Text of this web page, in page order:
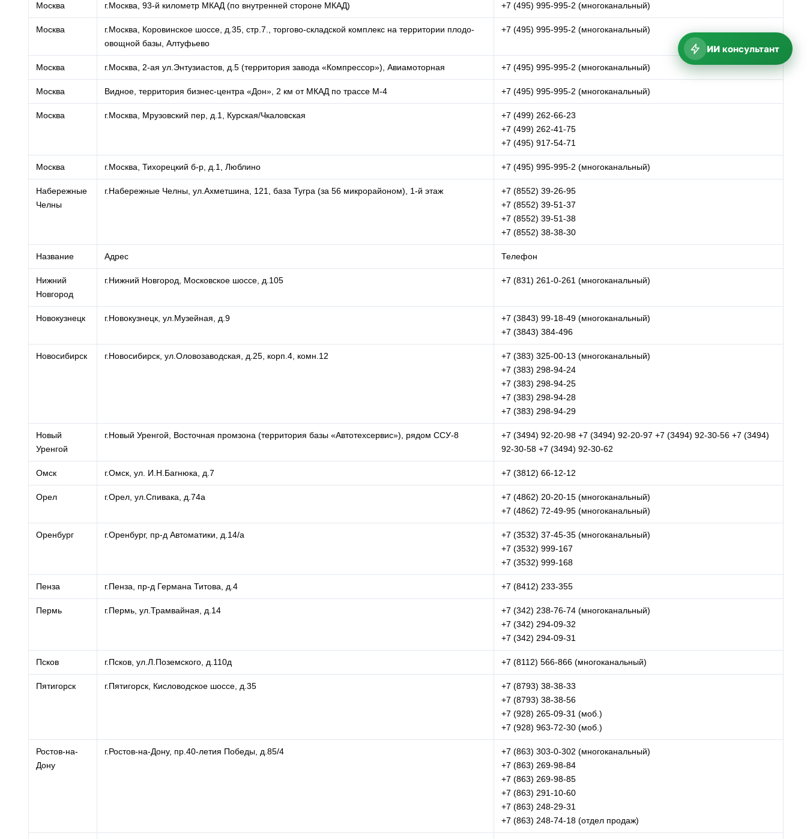
Москва г.Москва, 93-й километр МКАД (по внутренней стороне МКАД) +7 (495) 995-995-2 (многоканальный)
Москва
г.Москва, Коровинское шоссе, д.35, стр.7., торгово-складской комплекс на территории плодо-
овощной базы, Алтуфьево
+7 (495) 995-995-2 (многоканальный)
Москва г.Москва, 2-ая ул.Энтузиастов, д.5 (территория завода «Компрессор»), Авиамоторная +7 (495) 995-995-2 (многоканальный)
Москва Видное, территория бизнес-центра «Дон», 2 км от МКАД по трассе М-4 +7 (495) 995-995-2 (многоканальный)
Москва г.Москва, Мрузовский пер, д.1, Курская/Чкаловская
+7 (499) 262-66-23
+7 (499) 262-41-75
+7 (495) 917-54-71
Москва г.Москва, Тихорецкий б-р, д.1, Люблино +7 (495) 995-995-2 (многоканальный)
Набережные
Челны
г.Набережные Челны, ул.Ахметшина, 121, база Тугра (за 56 микрорайоном), 1-й этаж
+7 (8552) 39-26-95
+7 (8552) 39-51-37
+7 (8552) 39-51-38
+7 (8552) 38-38-30
Название Адрес Телефон
Нижний
Новгород
г.Нижний Новгород, Московское шоссе, д.105 +7 (831) 261-0-261 (многоканальный)
Новокузнецк г.Новокузнецк, ул.Музейная, д.9
+7 (3843) 99-18-49 (многоканальный)
+7 (3843) 384-496
Новосибирск г.Новосибирск, ул.Оловозаводская, д.25, корп.4, комн.12
+7 (383) 325-00-13 (многоканальный)
+7 (383) 298-94-24
+7 (383) 298-94-25
+7 (383) 298-94-28
+7 (383) 298-94-29
Новый
Уренгой
г.Новый Уренгой, Восточная промзона (территория базы «Автотехсервис»), рядом ССУ-8
+7 (3494) 92-20-98 +7 (3494) 92-20-97 +7 (3494) 92-30-56 +7 (3494)
92-30-58 +7 (3494) 92-30-62
Омск г.Омск, ул. И.Н.Багнюка, д.7 +7 (3812) 66-12-12
Орел г.Орел, ул.Спивака, д.74а
+7 (4862) 20-20-15 (многоканальный)
+7 (4862) 72-49-95 (многоканальный)
Оренбург г.Оренбург, пр-д Автоматики, д.14/а
+7 (3532) 37-45-35 (многоканальный)
+7 (3532) 999-167
+7 (3532) 999-168
Пенза г.Пенза, пр-д Германа Титова, д.4 +7 (8412) 233-355
Пермь г.Пермь, ул.Трамвайная, д.14
+7 (342) 238-76-74 (многоканальный)
+7 (342) 294-09-32
+7 (342) 294-09-31
Псков г.Псков, ул.Л.Поземского, д.110д +7 (8112) 566-866 (многоканальный)
Пятигорск г.Пятигорск, Кисловодское шоссе, д.35
+7 (8793) 38-38-33
+7 (8793) 38-38-56
+7 (928) 265-09-31 (моб.)
+7 (928) 963-72-30 (моб.)
Ростов-на-
Дону
г.Ростов-на-Дону, пр.40-летия Победы, д.85/4
+7 (863) 303-0-302 (многоканальный)
+7 (863) 269-98-84
+7 (863) 269-98-85
+7 (863) 291-10-60
+7 (863) 248-29-31
+7 (863) 248-74-18 (отдел продаж)
ИИ консультант